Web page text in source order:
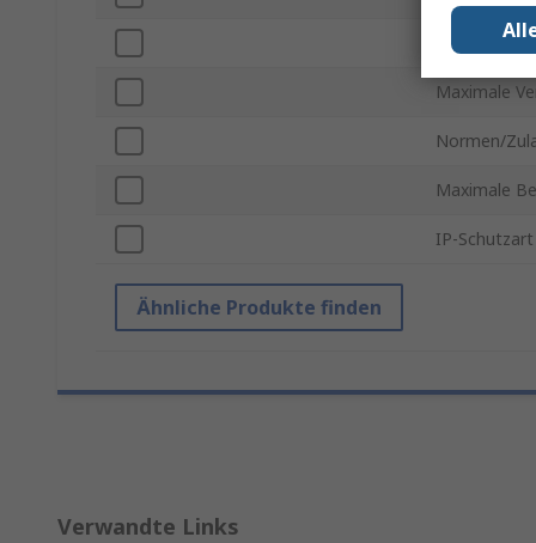
Serie
Maximale
Normen/
Maximale
IP-Schutzart
Ähnliche Produkte finden
Verwandte Links